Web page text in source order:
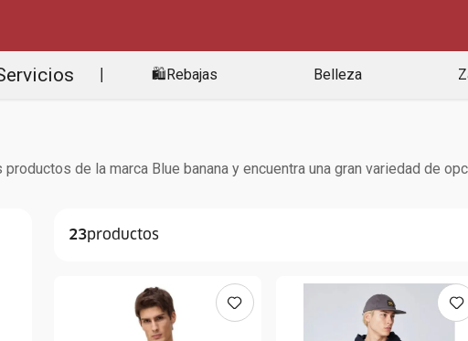
🛍️Rebajas Belleza
de la marca Blue banana y encuentra una gran variedad de
23